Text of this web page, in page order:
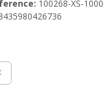
100268-XS-1000